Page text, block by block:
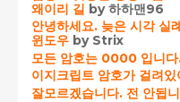
왜이리 길 by 하하맨96
안녕하세요. 늦은 시각 실
윈도우 by Strix
모든 암호는 0000 입니
이지크립트 암호가 걸려
잘모르겠습니다. 전 안됩